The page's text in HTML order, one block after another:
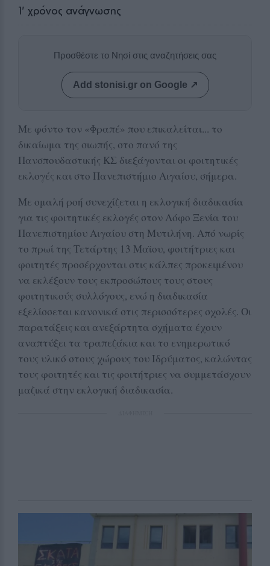
1' χρόνος ανάγνωσης
Προσθέστε το Νησί στις αναζητήσεις σας
Add stonisi.gr on Google ↗
Με φόντο τον «Φραπέ» που επικαλείται... το
δικαίωμα της σιωπής, στο πανό της
Πανσπουδαστικής ΚΣ διεξάγονται οι φοιτητικές
εκλογές και στο Πανεπιστήμιο Αιγαίου, σήμερα.
Με ομαλή ροή συνεχίζεται η εκλογική διαδικασία
για τις φοιτητικές εκλογές στον Λόφο Ξενία του
Πανεπιστημίου Αιγαίου στη Μυτιλήνη. Από νωρίς
το πρωί της Τετάρτης 13 Μαϊου, φοιτήτριες και
φοιτητές προσέρχονται στις κάλπες προκειμένου
να εκλέξουν τους εκπροσώπους τους στους
φοιτητικούς συλλόγους, ενώ η διαδικασία
εξελίσσεται κανονικά στις περισσότερες σχολές. Οι
παρατάξεις και ανεξάρτητα σχήματα έχουν
αναπτύξει τα τραπεζάκια και το ενημερωτικό
τους υλικό στους χώρους του Ιδρύματος, καλώντας
τους φοιτητές και τις φοιτήτριες να συμμετάσχουν
μαζικά στην εκλογική διαδικασία.